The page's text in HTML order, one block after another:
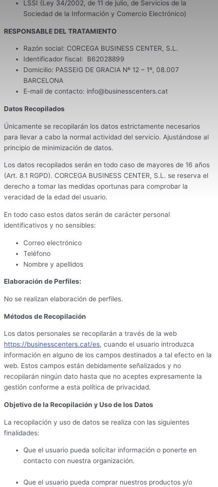
LSSI (Ley 34/2002, de 11 de julio, de Servicios de la
Sociedad de la Información y Comercio Electrónico)
RESPONSABLE DEL TRATAMIENTO
Razón social: CORCEGA BUSINESS CENTER, S.L.
Identificador fiscal: B62028899
Domicilio: PASSEIG DE GRACIA Nº 12 – 1º, 08.007
BARCELONA
E-mail de contacto: info@businesscenters.cat
Datos Recopilados
Únicamente se recopilarán los datos estrictamente necesarios
para llevar a cabo la normal actividad del servicio. Ajustándose al
principio de minimización de datos.
Los datos recopilados serán en todo caso de mayores de 16 años
(Art. 8.1 RGPD). CORCEGA BUSINESS CENTER, S.L. se reserva el
derecho a tomar las medidas oportunas para comprobar la
veracidad de la edad del usuario.
En todo caso estos datos serán de carácter personal
identificativos y no sensibles:
Correo electrónico
Teléfono
Nombre y apellidos
Elaboración de Perfiles:
No se realizan elaboración de perfiles.
Métodos de Recopilación
Los datos personales se recopilarán a través de la web
https://businesscenters.cat/es, cuando el usuario introduzca
información en alguno de los campos destinados a tal efecto en la
web. Estos campos están debidamente señalizados y no
recopilarán ningún dato hasta que no aceptes expresamente la
gestión conforme a esta política de privacidad.
Objetivo de la Recopilación y Uso de los Datos
La recopilación y uso de datos se realiza con las siguientes
finalidades:
Que el usuario pueda solicitar información o ponerte en
contacto con nuestra organización.
Que el usuario pueda comprar nuestros productos y/o